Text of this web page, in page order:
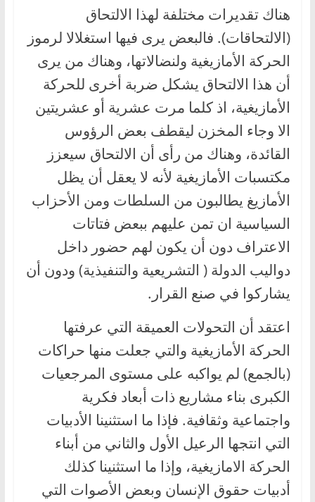
هناك تقديرات مختلفة لهذا الالتحاق
(الالتحاقات). فالبعض يرى فيها استغلالا لرموز
الحركة الأمازيغية ولنضالاتها، وهناك من يرى
أن هذا الالتحاق يشكل ضربة أخرى للحركة
الأمازيغية، اذ كلما مرت عشرية أو عشريتين
الا وجاء المخزن ليقطف بعض الرؤوس
القائدة، وهناك من رأى أن الالتحاق سيعزز
مكتسبات الأمازيغية لأنه لا يعقل أن يظل
الأمازيغ يطالبون من السلطات ومن الأحزاب
السياسية ان تمن عليهم ببعض فتاتات
الاعتراف دون أن يكون لهم حضور داخل
دواليب الدولة ( التشريعية والتنفيذية) ودون أن
يشاركوا في صنع القرار.
اعتقد أن التحولات العميقة التي عرفتها
الحركة الأمازيغية والتي جعلت منها حراكات
(بالجمع) لم يواكبه على مستوى المرجعيات
الكبرى بناء مشاريع ذات أبعاد فكرية
واجتماعية وثقافية. فإذا ما استثنينا الأدبيات
التي انتجها الرعيل الأول والثاني من أبناء
الحركة الامازيغية، وإذا ما استثنينا كذلك
أدبيات حقوق الإنسان وبعض الأصوات التي